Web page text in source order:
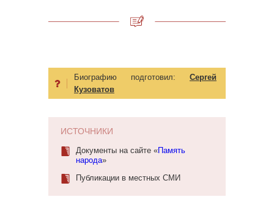
Биографию подготовил: Сергей
Кузоватов
ИСТОЧНИКИ
Документы на сайте «Память
народа»
Публикации в местных СМИ